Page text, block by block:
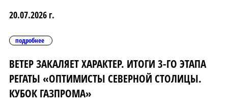
20.07.2026 г.
подробнее
ВЕТЕР ЗАКАЛЯЕТ ХАРАКТЕР. ИТОГИ 3-ГО ЭТАПА
РЕГАТЫ «ОПТИМИСТЫ СЕВЕРНОЙ СТОЛИЦЫ.
КУБОК ГАЗПРОМА»